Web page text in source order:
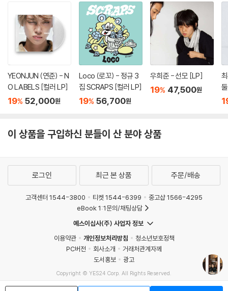
YEONJUN (연준) - N
O LABELS [컬러 LP]
19% 52,000원
Loco (로꼬) - 정규 3
집 SCRAPS [컬러 LP]
19% 56,700원
우희준 - 선모 [LP]
19% 47,500원
이 상품을 구입하신 분들이 산 분야 상품
로그인 최근 본 상품 주문/배송
고객센터 1544-3800 티켓 1544-6399
중고샵 1566-4295
eBook 1:1문의/채팅상담
예스이십사(주) 사업자 정보
이용약관
개인정보처리방침
청소년보호정책
PC버전
회사소개
거래처관계자께
도서홍보
광고
Copyright © YES24 Corp. All Rights Reserved.